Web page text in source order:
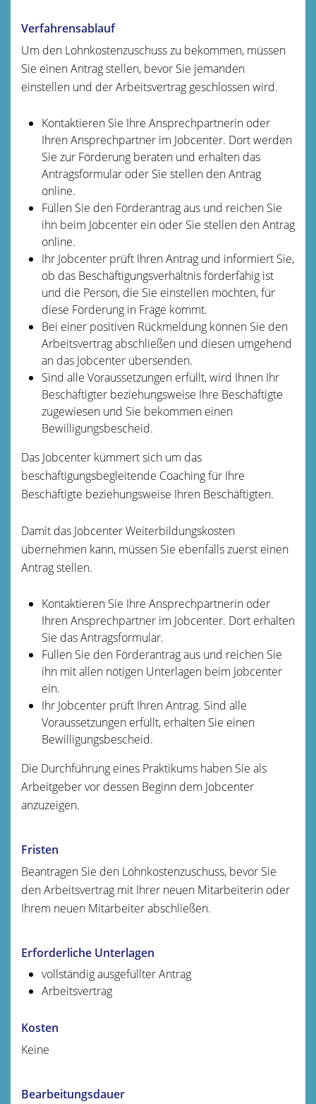
Verfahrensablauf
Um den Lohnkostenzuschuss zu bekommen, müssen
Sie einen Antrag stellen, bevor Sie jemanden
einstellen und der Arbeitsvertrag geschlossen wird.
Kontaktieren Sie Ihre Ansprechpartnerin oder
Ihren Ansprechpartner im Jobcenter. Dort werden
Sie zur Förderung beraten und erhalten das
Antragsformular oder Sie stellen den Antrag
online.
Füllen Sie den Förderantrag aus und reichen Sie
ihn beim Jobcenter ein oder Sie stellen den Antrag
online.
Ihr Jobcenter prüft Ihren Antrag und informiert Sie,
ob das Beschäftigungsverhältnis förderfähig ist
und die Person, die Sie einstellen möchten, für
diese Förderung in Frage kommt.
Bei einer positiven Rückmeldung können Sie den
Arbeitsvertrag abschließen und diesen umgehend
an das Jobcenter übersenden.
Sind alle Voraussetzungen erfüllt, wird Ihnen Ihr
Beschäftigter beziehungsweise Ihre Beschäftigte
zugewiesen und Sie bekommen einen
Bewilligungsbescheid.
Das Jobcenter kümmert sich um das
beschäftigungsbegleitende Coaching für Ihre
Beschäftigte beziehungsweise Ihren Beschäftigten.
Damit das Jobcenter Weiterbildungskosten
übernehmen kann, müssen Sie ebenfalls zuerst einen
Antrag stellen.
Kontaktieren Sie Ihre Ansprechpartnerin oder
Ihren Ansprechpartner im Jobcenter. Dort erhalten
Sie das Antragsformular.
Füllen Sie den Förderantrag aus und reichen Sie
ihn mit allen nötigen Unterlagen beim Jobcenter
ein.
Ihr Jobcenter prüft Ihren Antrag. Sind alle
Voraussetzungen erfüllt, erhalten Sie einen
Bewilligungsbescheid.
Die Durchführung eines Praktikums haben Sie als
Arbeitgeber vor dessen Beginn dem Jobcenter
anzuzeigen.
Fristen
Beantragen Sie den Lohnkostenzuschuss, bevor Sie
den Arbeitsvertrag mit Ihrer neuen Mitarbeiterin oder
Ihrem neuen Mitarbeiter abschließen.
Erforderliche Unterlagen
vollständig ausgefüllter Antrag
Arbeitsvertrag
Kosten
Keine
Bearbeitungsdauer